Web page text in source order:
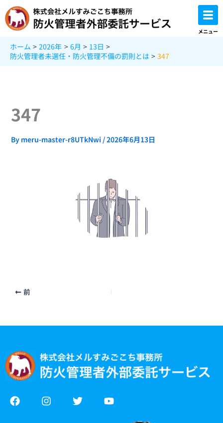
容
を
メニュー
ホーム 2026年 6月
13日
防火管理者未選任・防火管理不備の罰則とは
347
347
By meru-master-r8UTkNwi /2026年6月13日
前
F
a
I
n
T
w
Y
o